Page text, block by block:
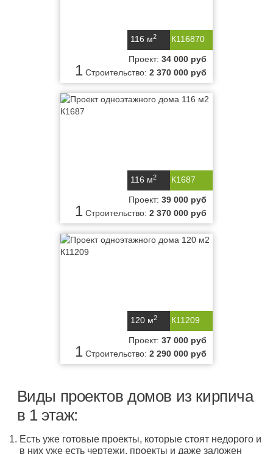
К116870
116 м2
1
Проект: 34 000 руб
Строительство: 2 370 000 руб
К1687
116 м2
1
Проект: 39 000 руб
Строительство: 2 370 000 руб
К11209
120 м2
1
Проект: 37 000 руб
Строительство: 2 290 000 руб
Виды проектов домов из кирпича
в 1 этаж:
Есть уже готовые проекты, которые стоят недорого и
в них уже есть чертежи, проекты и даже заложен